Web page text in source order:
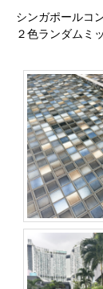
シンガポールコ
２色ランダムミ